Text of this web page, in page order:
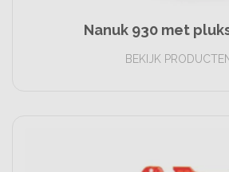
Nanuk 930 met
BEKIJK